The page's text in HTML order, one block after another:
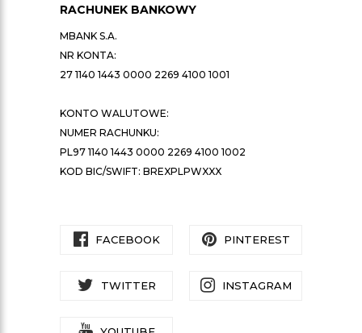
RACHUNEK BANKOWY
MBANK S.A.
NR KONTA:
27 1140 1443 0000 2269 4100 1001
KONTO WALUTOWE:
NUMER RACHUNKU:
PL97 1140 1443 0000 2269 4100 1002
KOD BIC/SWIFT: BREXPLPWXXX
FACEBOOK PINTEREST
TWITTER INSTAGRAM